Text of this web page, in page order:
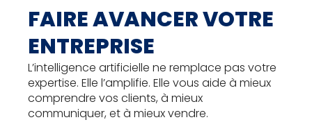
FAIRE AVANCER VOTRE
ENTREPRISE
L’intelligence artificielle ne remplace pas votre
expertise. Elle l’amplifie. Elle vous aide à mieux
comprendre vos clients, à mieux
communiquer, et à mieux vendre.